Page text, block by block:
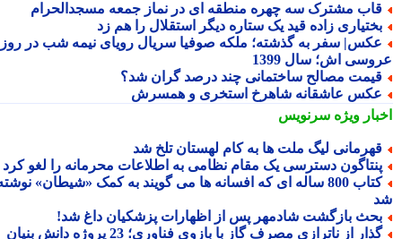
مشترک سه چهره منطقه ای در نماز جمعه مسجدالحرام
زاده قید یک ستاره دیگر استقلال را هم زد
سفر به گذشته؛ ملکه صوفیا سریال رویای نیمه شب در روز
اش؛ سال 1399
مصالح ساختمانی چند درصد گران شد؟
عاشقانه شاهرخ استخری و همسرش
ویژهسرنویس
لیگ ملت ها به کام لهستان تلخ شد
دسترسی یک مقام نظامی به اطلاعات محرمانه را لغو کرد
کتاب 800 ساله ای که افسانه ها می گویند به کمک «شیطان» نوشته
بازگشت شادمهر پس از اظهارات پزشکیان داغ شد!
گذار از ناترازی مصرف گاز با بازوی فناوری؛ 23 پروژه دانش بنیان